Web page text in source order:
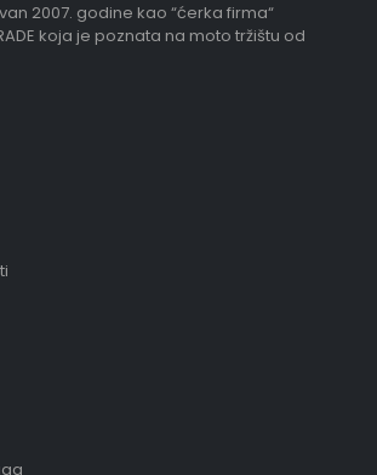
2007. godine kao “ćerka firma“
koja je poznata na moto tržištu od